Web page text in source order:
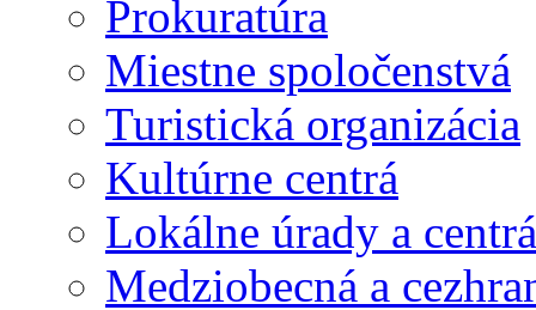
Prokuratúra
Miestne spoločenstvá
Turistická organizácia
Kultúrne centrá
Lokálne úrady a centrá
Medziobecná a